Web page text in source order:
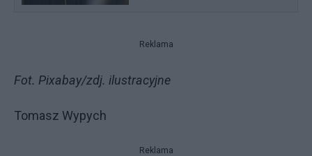
Reklama
Fot. Pixabay/zdj. ilustracyjne
Tomasz Wypych
Reklama